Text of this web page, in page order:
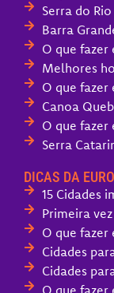
Serra do
Barra
O que fazer
Melhores
O que fazer
Canoa
O que fazer
Serra
DICAS DA
15 Cidades
Primeira
O que fazer
Cidades
Cidades
O que fazer